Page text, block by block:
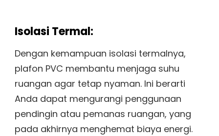
Isolasi Termal:
Dengan kemampuan isolasi termalnya,
plafon PVC membantu menjaga suhu
ruangan agar tetap nyaman. Ini berarti
Anda dapat mengurangi penggunaan
pendingin atau pemanas ruangan, yang
pada akhirnya menghemat biaya energi.